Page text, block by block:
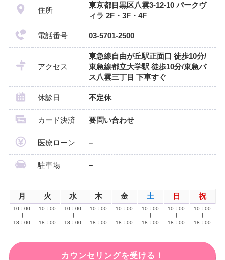
住所
東京都目黒区八雲3-12-10 パークヴ
ィラ 2F・3F・4F
電話番号 03-5701-2500
アクセス
東急線自由が丘駅正面口 徒歩10分/
東急線都立大学駅 徒歩10分/東急バ
ス八雲三丁目 下車すぐ
休診日 不定休
カード決済 要問い合わせ
医療ローン –
駐車場 –
月 火 水 木 金 土 日 祝
10：00
18：00
10：00
18：00
10：00
18：00
10：00
18：00
10：00
18：00
10：00
18：00
10：00
18：00
10：00
18：00
カウンセリングを受ける！